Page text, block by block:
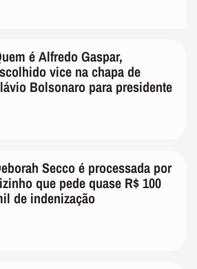
é Alfredo Gaspar,
vice na chapa de
Bolsonaro para presidente
Secco é processada por
que pede quase R$ 100
de indenização